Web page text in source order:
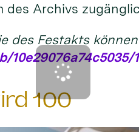
Archivs
des Festakts
100